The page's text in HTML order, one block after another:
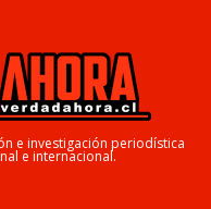
e investigación periodística
e internacional.